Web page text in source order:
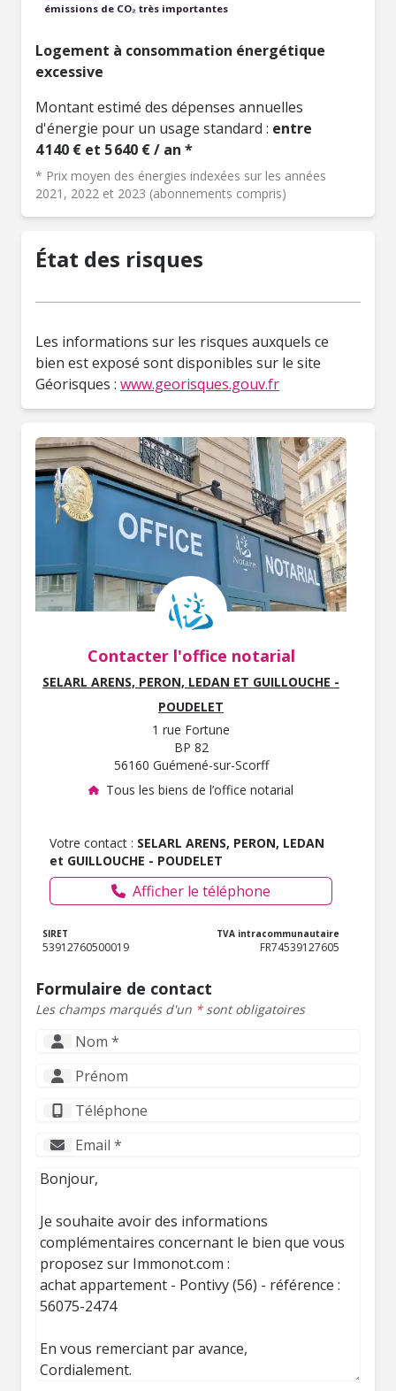
émissions de CO₂ très importantes
Logement à consommation énergétique
excessive
Montant estimé des dépenses annuelles
d'énergie pour un usage standard : entre
4 140 € et 5 640 € / an *
* Prix moyen des énergies indexées sur les années
2021, 2022 et 2023 (abonnements compris)
État des risques
Les informations sur les risques auxquels ce
bien est exposé sont disponibles sur le site
Géorisques : www.georisques.gouv.fr
Contacter l'office notarial
SELARL ARENS, PERON, LEDAN ET GUILLOUCHE -
POUDELET
1 rue Fortune
BP 82
56160 Guémené-sur-Scorff
Tous les biens de l’office notarial
Votre contact : SELARL ARENS, PERON, LEDAN
et GUILLOUCHE - POUDELET
Afficher le téléphone
SIRET
53912760500019
TVA intracommunautaire
FR74539127605
Formulaire de contact
Les champs marqués d'un *sont obligatoires